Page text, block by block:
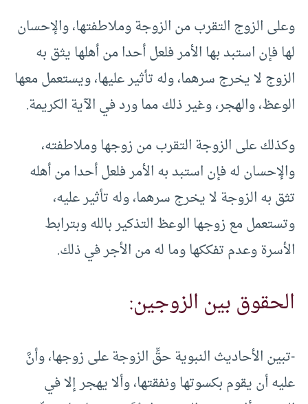
وعلى الزوج التقرب من الزوجة وملاطفتها، والإحسان
لها فإن استبد بها الأمر فلعل أحدا من أهلها يثق به
الزوج لا يخرج سرهما، وله تأثير عليها، ويستعمل معها
الوعظ، والهجر، وغير ذلك مما ورد في الآية الكريمة.
وكذلك على الزوجة التقرب من زوجها وملاطفته،
والإحسان له فإن استبد به الأمر فلعل أحدا من أهله
تثق به الزوجة لا يخرج سرهما، وله تأثير عليه،
وتستعمل مع زوجها الوعظ التذكير بالله وبترابط
الأسرة وعدم تفككها وما له من الأجر في ذلك.
الحقوق بين الزوجين:
-تبين الأحاديث النبوية حقِّ الزوجة على زوجها، وأنَّ
عليه أن يقوم بكسوتها ونفقتها، وألا يهجر إلا في